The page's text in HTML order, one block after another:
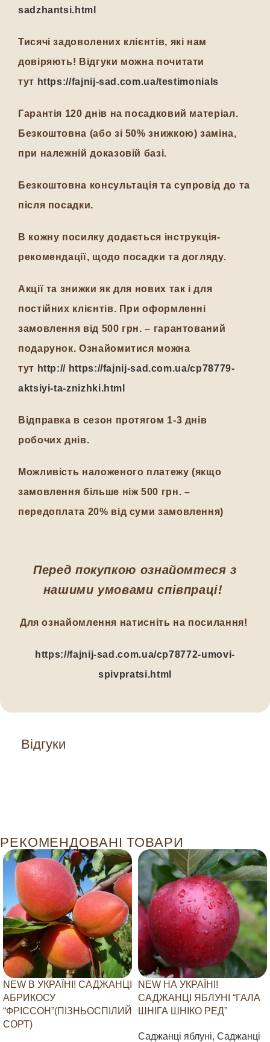
Відгуки
sadzhantsi.html
Тисячі задоволених клієнтів, які нам
довіряють! Відгуки можна почитати
тут https://fajnij-sad.com.ua/testimonials
Гарантія 120 днів на посадковий матеріал.
Безкоштовна (або зі 50% знижкою) заміна,
при належній доказовій базі.
Безкоштовна консультація та супровід до та
після посадки.
В кожну посилку додається інструкція-
рекомендації, щодо посадки та догляду.
Акції та знижки як для нових так і для
постійних клієнтів. При оформленні
замовлення від 500 грн. – гарантований
подарунок. Ознайомитися можна
тут http:// https://fajnij-sad.com.ua/cp78779-
aktsiyi-ta-znizhki.html
Відправка в сезон протягом 1-3 днів
робочих днів.
Можливість наложеного платежу (якщо
замовлення більше ніж 500 грн. –
передоплата 20% від суми замовлення)
Перед покупкою ознайомтеся з
нашими умовами співпраці!
Для ознайомлення натисніть на посилання!
https://fajnij-sad.com.ua/cp78772-umovi-
spivpratsi.html
РЕКОМЕНДОВАНІ ТОВАРИ
NEW В УКРАЇНІ! САДЖАНЦІ
АБРИКОСУ
“ФРІССОН”(ПІЗНЬОСПІЛИЙ
СОРТ)
NEW НА УКРАЇНІ!
САДЖАНЦІ ЯБЛУНІ “ГАЛА
ШНІГА ШНІКО РЕД”
Саджанці яблуні, Саджанці